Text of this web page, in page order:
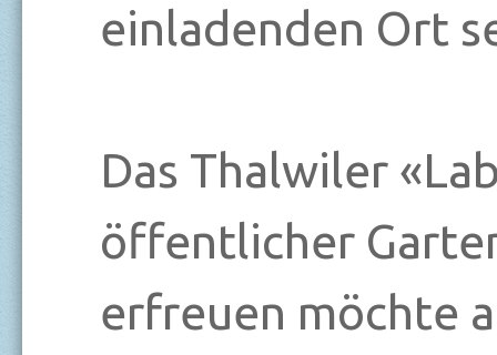
einladenden Ort
Das Thalwiler
öffentlicher
erfreuen möchte